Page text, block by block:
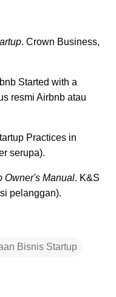
. Crown Business,
Started with a
resmi Airbnb atau
Practices in
serupa).
Owner's Manual. K&S
pelanggan).
Bisnis Startup